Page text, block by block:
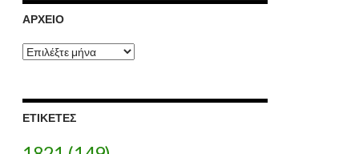
ΑΡΧΕΊΟ
Α
ρ
ο
ΕΤΙΚΈΤΕΣ